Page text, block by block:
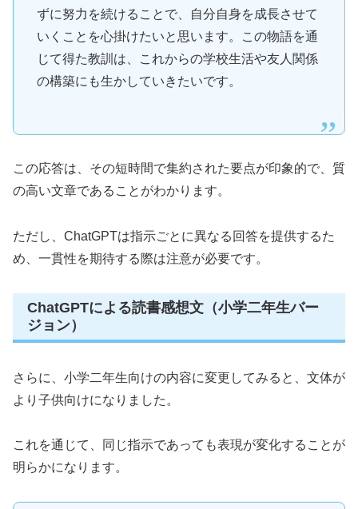
ずに努力を続けることで、自分自身を成長させて
いくことを心掛けたいと思います。この物語を通
じて得た教訓は、これからの学校生活や友人関係
の構築にも生かしていきたいです。
この応答は、その短時間で集約された要点が印象的で、質
の高い文章であることがわかります。
ただし、ChatGPTは指示ごとに異なる回答を提供するた
め、一貫性を期待する際は注意が必要です。
ChatGPTによる読書感想文（小学二年生バー
ジョン）
さらに、小学二年生向けの内容に変更してみると、文体が
より子供向けになりました。
これを通じて、同じ指示であっても表現が変化することが
明らかになります。